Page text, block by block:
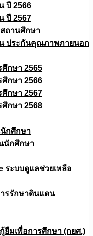
ปี 2566
ปี 2567
ถานศึกษา
น ประกันคุณภาพภายนอก
ศึกษา 2565
ศึกษา 2566
ศึกษา 2567
ศึกษา 2568
กศึกษา
นักศึกษา
ระบบดูแลช่วยเหลือ
รรักษาดินแดน
ยืมเพื่อการศึกษา (กยศ.)